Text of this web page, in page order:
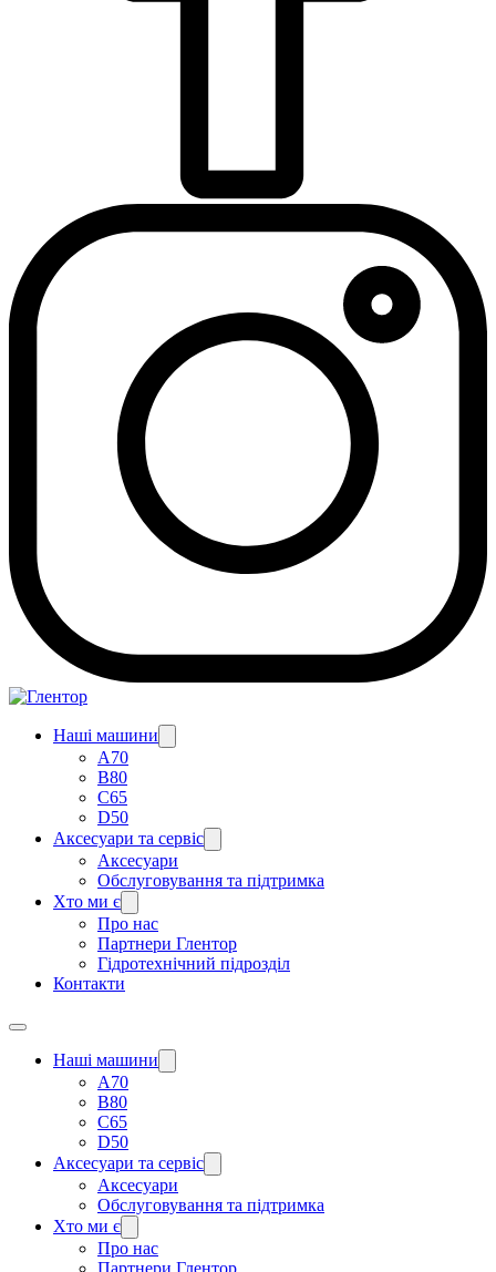
Наші машини
A70
B80
C65
D50
Аксесуари та сервіс
Аксесуари
Обслуговування та підтримка
Хто ми є
Про нас
Партнери Глентор
Гідротехнічний підрозділ
Контакти
Наші машини
A70
B80
C65
D50
Аксесуари та сервіс
Аксесуари
Обслуговування та підтримка
Хто ми є
Про нас
Партнери Глентор